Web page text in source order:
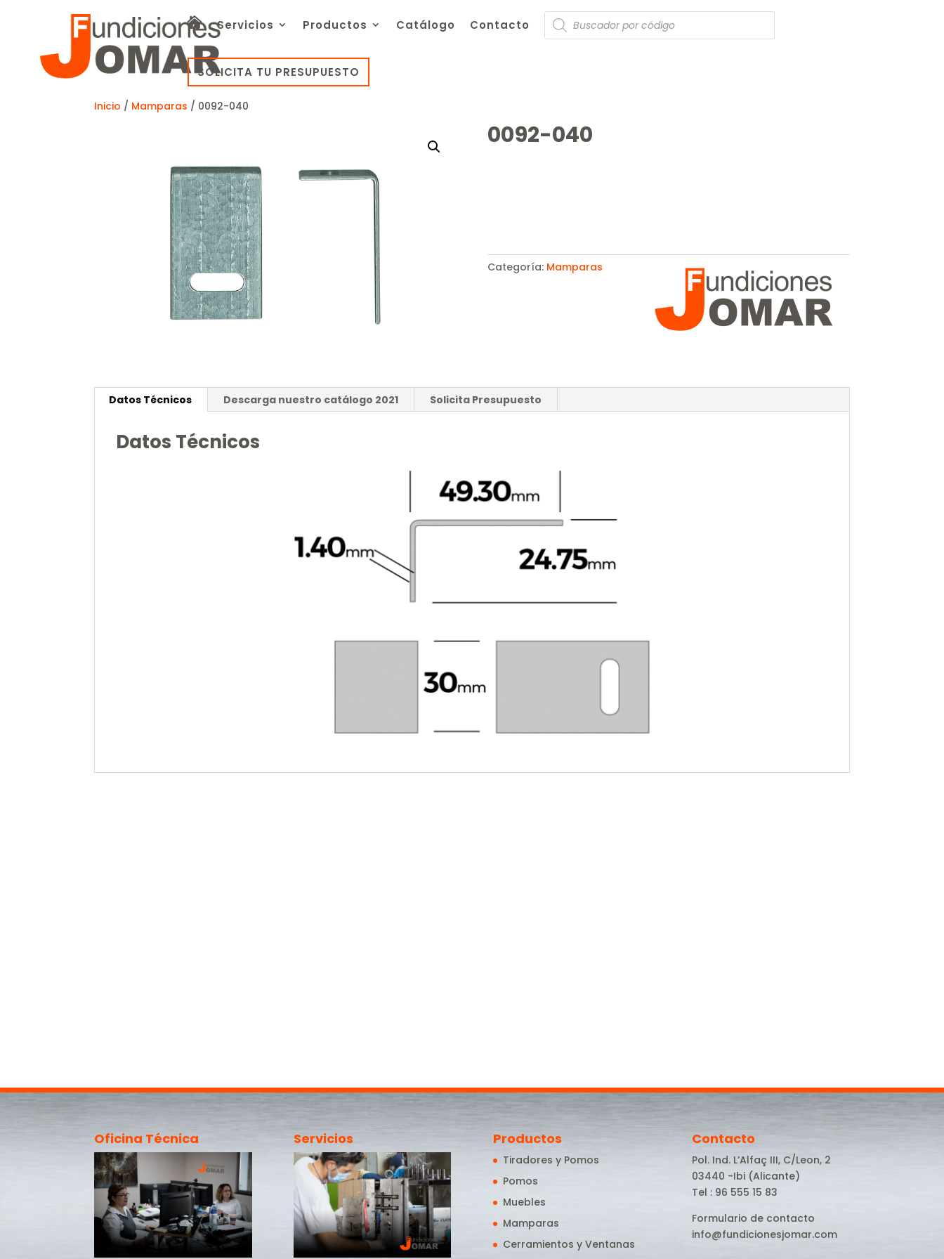
Servicios Productos Catálogo Contacto
Búsqueda
de
productos
SOLICITA TU PRESUPUESTO
Inicio / Mamparas / 0092-040
0092-040
Categoría: Mamparas
Datos Técnicos Descarga nuestro catálogo 2021 Solicita Presupuesto
Datos Técnicos
Oficina Técnica Servicios Productos
Tiradores y Pomos
Pomos
Muebles
Mamparas
Cerramientos y Ventanas
Contacto
Pol. Ind. L’Alfaç III, C/Leon, 2
03440 -Ibi (Alicante)
Tel : 96 555 15 83
Formulario de contacto
info@fundicionesjomar.com